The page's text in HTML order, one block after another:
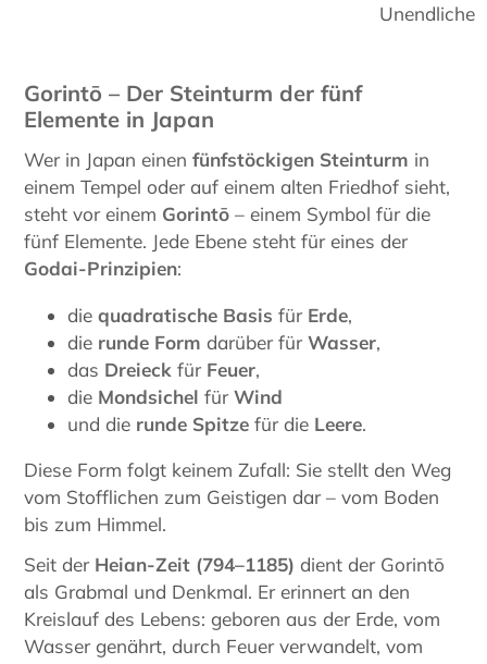
Unendliche
Gorintō – Der Steinturm der fünf
Elemente in Japan
Wer in Japan einen fünfstöckigen Steinturm in
einem Tempel oder auf einem alten Friedhof sieht,
steht vor einem Gorintō – einem Symbol für die
fünf Elemente. Jede Ebene steht für eines der
Godai-Prinzipien:
die quadratische Basis für Erde,
die runde Form darüber für Wasser,
das Dreieck für Feuer,
die Mondsichel für Wind
und die runde Spitze für die Leere.
Diese Form folgt keinem Zufall: Sie stellt den Weg
vom Stofflichen zum Geistigen dar – vom Boden
bis zum Himmel.
Seit der Heian-Zeit (794–1185) dient der Gorintō
als Grabmal und Denkmal. Er erinnert an den
Kreislauf des Lebens: geboren aus der Erde, vom
Wasser genährt, durch Feuer verwandelt, vom